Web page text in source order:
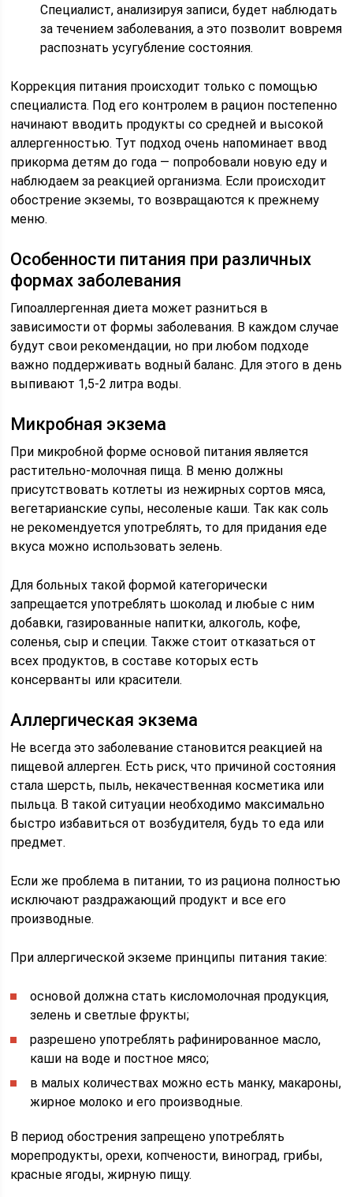
Специалист, анализируя записи, будет наблюдать
за течением заболевания, а это позволит вовремя
распознать усугубление состояния.
Коррекция питания происходит только с помощью
специалиста. Под его контролем в рацион постепенно
начинают вводить продукты со средней и высокой
аллергенностью. Тут подход очень напоминает ввод
прикорма детям до года — попробовали новую еду и
наблюдаем за реакцией организма. Если происходит
обострение экземы, то возвращаются к прежнему
меню.
Особенности питания при различных
формах заболевания
Гипоаллергенная диета может разниться в
зависимости от формы заболевания. В каждом случае
будут свои рекомендации, но при любом подходе
важно поддерживать водный баланс. Для этого в день
выпивают 1,5-2 литра воды.
Микробная экзема
При микробной форме основой питания является
растительно-молочная пища. В меню должны
присутствовать котлеты из нежирных сортов мяса,
вегетарианские супы, несоленые каши. Так как соль
не рекомендуется употреблять, то для придания еде
вкуса можно использовать зелень.
Для больных такой формой категорически
запрещается употреблять шоколад и любые с ним
добавки, газированные напитки, алкоголь, кофе,
соленья, сыр и специи. Также стоит отказаться от
всех продуктов, в составе которых есть
консерванты или красители.
Аллергическая экзема
Не всегда это заболевание становится реакцией на
пищевой аллерген. Есть риск, что причиной состояния
стала шерсть, пыль, некачественная косметика или
пыльца. В такой ситуации необходимо максимально
быстро избавиться от возбудителя, будь то еда или
предмет.
Если же проблема в питании, то из рациона полностью
исключают раздражающий продукт и все его
производные.
При аллергической экземе принципы питания такие:
основой должна стать кисломолочная продукция,
зелень и светлые фрукты;
разрешено употреблять рафинированное масло,
каши на воде и постное мясо;
в малых количествах можно есть манку, макароны,
жирное молоко и его производные.
В период обострения запрещено употреблять
морепродукты, орехи, копчености, виноград, грибы,
красные ягоды, жирную пищу.